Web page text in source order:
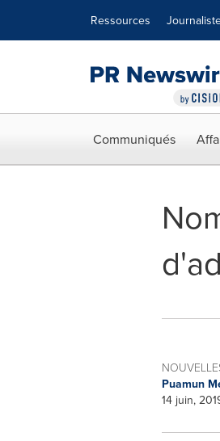
Ressources
Communiqués
Puamun
14 juin,